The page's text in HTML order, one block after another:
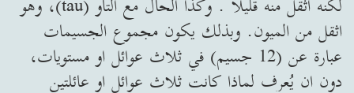
اثقل من الميون. وبذلك يكون مجموع الجسيمات
عبارة عن (12 جسيم) في ثلاث عوائل او مستويات،
دون ان يُعرف لماذا كانت ثلاث عوائل او عائلتين